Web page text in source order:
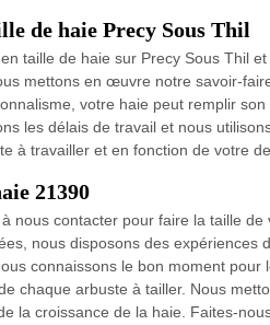
de haie Precy Sous Thil
taille de haie sur Precy Sous Thil
mettons en œuvre notre savoir-
votre haie peut remplir
les délais de travail et nous
à travailler et en fonction de votre
21390
à nous contacter pour faire la taille
nous disposons des expériences
connaissons le bon moment
chaque arbuste à tailler. Nous
la croissance de la haie. Faites-